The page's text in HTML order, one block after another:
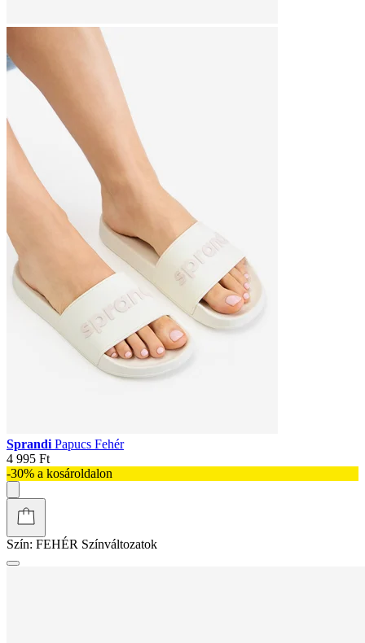
Sprandi Papucs Fehér
4 995 Ft
-30% a kosároldalon
Szín: FEHÉR Színváltozatok